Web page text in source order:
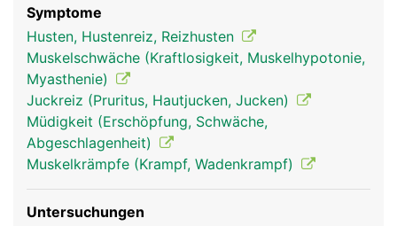
Symptome
Husten, Hustenreiz, Reizhusten
Muskelschwäche (Kraftlosigkeit, Muskelhypotonie,
Myasthenie)
Juckreiz (Pruritus, Hautjucken, Jucken)
Müdigkeit (Erschöpfung, Schwäche,
Abgeschlagenheit)
Muskelkrämpfe (Krampf, Wadenkrampf)
Untersuchungen